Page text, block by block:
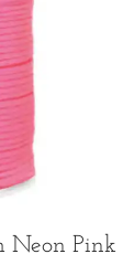
Neon Pink